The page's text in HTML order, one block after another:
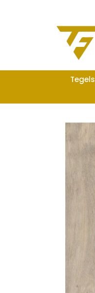
Tegels